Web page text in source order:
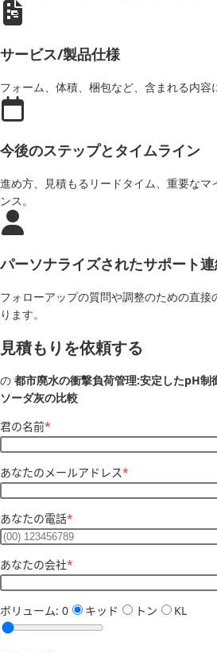
サービス/製品仕様
フォーム、体積、梱包など、含まれる内容
今後のステップとタイムライン
進め方、見積もるリードタイム、重要な
ンス。
パーソナライズされたサポート
フォローアップの質問や調整のための直接
ります。
見積もりを依頼する
の 都市廃水の衝撃負荷管理:安定したpH制
ソーダ灰の比較
君の名前*
あなたのメールアドレス*
あなたの電話*
あなたの会社*
ボリューム: 0 キッド トン KL